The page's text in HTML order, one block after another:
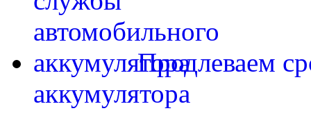
Продлеваем
аккумулятора